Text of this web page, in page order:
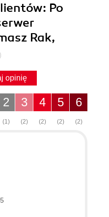
Po
Rak,
opinię
6
(2)
5
(2)
4
(2)
3
(2)
2
(1)